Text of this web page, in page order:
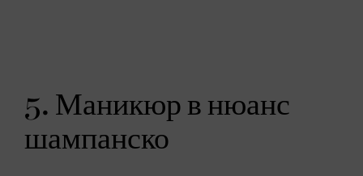
5. Маникюр в нюанс
шампанско